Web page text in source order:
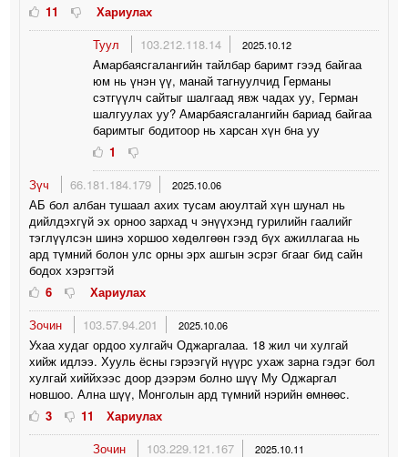
11
Хариулах
Туул
103.212.118.14 2025.10.12
Амарбаясгалангийн тайлбар баримт гээд байгаа
юм нь үнэн үү, манай тагнуулчид Германы
сэтгүүлч сайтыг шалгаад явж чадах уу, Герман
шалгуулах уу? Амарбаясгалангийн бариад байгаа
баримтыг бодитоор нь харсан хүн бна уу
1
Зүч
66.181.184.179 2025.10.06
АБ бол албан тушаал ахих тусам аюултай хүн шунал нь
дийлдэхгүй эх орноо зархад ч энүүхэнд гурилийн гаалийг
тэглүүлсэн шинэ хоршоо хөдөлгөөн гээд бүх ажиллагаа нь
ард түмний болон улс орны эрх ашгын эсрэг бгааг бид сайн
бодох хэрэгтэй
6
Хариулах
Зочин
103.57.94.201 2025.10.06
Ухаа худаг ордоо хулгайч Оджаргалаа. 18 жил чи хулгай
хийж идлээ. Хууль ёсны гэрээгүй нүүрс ухаж зарна гэдэг бол
хулгай хиййхээс доор дээрэм болно шүү Му Оджаргал
новшоо. Ална шүү, Монголын ард түмний нэрийн өмнөөс.
3
11
Хариулах
Зочин
103.229.121.167 2025.10.11